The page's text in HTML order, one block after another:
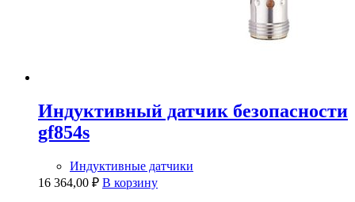
Индуктивный датчик безопасности
gf854s
Индуктивные датчики
16 364,00 ₽ В корзину